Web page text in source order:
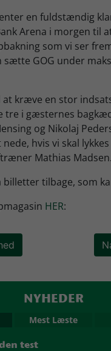
en fuldstændig
Arena i morgen til
som vi ser
sætte GOG under
kræve en stor
tre i gæsternes
og Nikolaj
hvis vi skal
Mathias Madsen.
billetter tilbage, som
HER:
NYHEDER
Mest Læste
test